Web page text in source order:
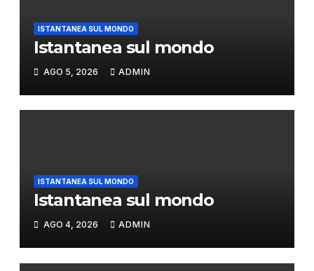
ISTANTANEA SUL MONDO
Istantanea sul mondo
AGO 5, 2026 ADMIN
ISTANTANEA SUL MONDO
Istantanea sul mondo
AGO 4, 2026 ADMIN